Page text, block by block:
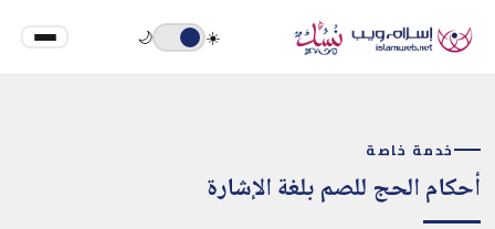
☀️
🌙
خدمة خاصة
أحكام الحج للصم بلغة الإشارة